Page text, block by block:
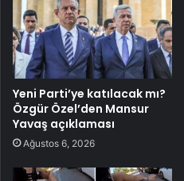
Yeni Parti’ye katılacak mı?
Özgür Özel’den Mansur
Yavaş açıklaması
Ağustos 6, 2026